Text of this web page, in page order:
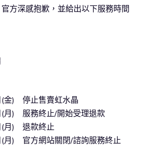
方深感抱歉，並給出以下服務時間
金) 停止售賣虹水晶
月) 服務終止/開始受理退款
月) 退款終止
月) 官方網站關閉/諮詢服務終止